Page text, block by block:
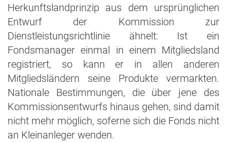
Herkunftslandprinzip aus dem ursprünglichen
Entwurf der Kommission zur
Dienstleistungsrichtlinie ähnelt: Ist ein
Fondsmanager einmal in einem Mitgliedsland
registriert, so kann er in allen anderen
Mitgliedsländern seine Produkte vermarkten.
Nationale Bestimmungen, die über jene des
Kommissionsentwurfs hinaus gehen, sind damit
nicht mehr möglich, soferne sich die Fonds nicht
an Kleinanleger wenden.